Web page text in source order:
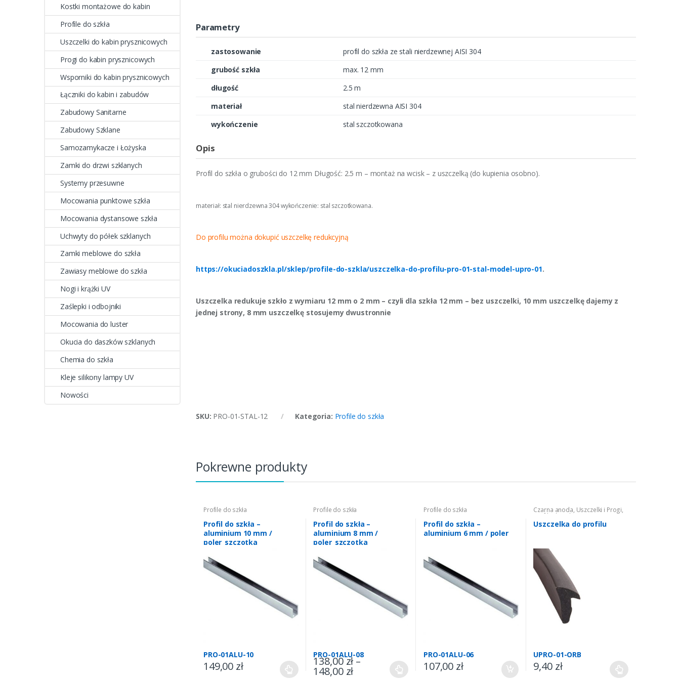
Parametry
zastosowanie
profil do szkła ze stali nierdzewnej AISI 304
grubość szkła
max. 12 mm
długość
2.5 m
materiał
stal nierdzewna AISI 304
wykończenie
stal szczotkowana
Opis
Profil do szkła o grubości do 12 mm Długość: 2.5 m – montaż na wcisk – z uszczelką (do kupienia osobno).
materiał: stal nierdzewna 304 wykończenie: stal szczotkowana.
Do profilu można dokupić uszczelkę redukcyjną
https://okuciadoszkla.pl/sklep/profile-do-szkla/uszczelka-do-profilu-pro-01-stal-model-upro-01.
Uszczelka redukuje szkło z wymiaru 12 mm o 2 mm – czyli dla szkła 12 mm – bez uszczelki, 10 mm uszczelkę dajemy z
jednej strony, 8 mm uszczelkę stosujemy dwustronnie
SKU: PRO-01-STAL-12 Kategoria: Profile do szkła
Pokrewne produkty
Profile do szkła
Profil do szkła –
aluminium 10 mm /
poler_szczotka
PRO-01ALU-10
149,00 zł
Profile do szkła
Profil do szkła –
aluminium 8 mm /
poler_szczotka
PRO-01ALU-08
138,00zł –
148,00 zł
Profile do szkła
Profil do szkła –
aluminium 6 mm / poler
PRO-01ALU-06
107,00 zł
Czarna anoda, Uszczelki i Progi,
Profile do szkła
Uszczelka do profilu
UPRO-01-ORB
9,40 zł
Kostki montażowe do kabin
Profile do szkła
Uszczelki do kabin prysznicowych
Progi do kabin prysznicowych
Wsporniki do kabin prysznicowych
Łączniki do kabin i zabudów
Zabudowy Sanitarne
Zabudowy Szklane
Samozamykacze i Łożyska
Zamki do drzwi szklanych
Systemy przesuwne
Mocowania punktowe szkła
Mocowania dystansowe szkła
Uchwyty do półek szklanych
Zamki meblowe do szkła
Zawiasy meblowe do szkła
Nogi i krążki UV
Zaślepki i odbojniki
Mocowania do luster
Okucia do daszków szklanych
Chemia do szkła
Kleje silikony lampy UV
Nowości